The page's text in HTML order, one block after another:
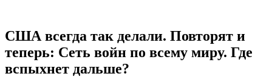
содержимому
один
сайт
на
WordPress
США всегда так делали. Повторят и
теперь: Сеть войн по всему миру. Где
вспыхнет дальше?